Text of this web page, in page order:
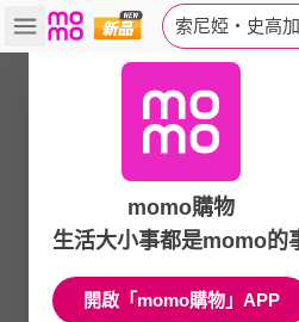
索尼婭‧史高加
momo購物
生活大小事都是momo的
開啟「momo購物」APP